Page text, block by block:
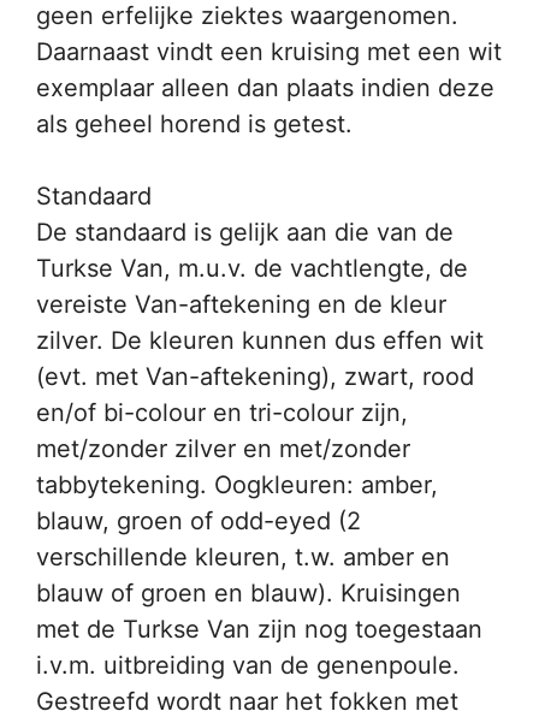
geen erfelijke ziektes waargenomen.
Daarnaast vindt een kruising met een wit
exemplaar alleen dan plaats indien deze
als geheel horend is getest.
Standaard
De standaard is gelijk aan die van de
Turkse Van, m.u.v. de vachtlengte, de
vereiste Van-aftekening en de kleur
zilver. De kleuren kunnen dus effen wit
(evt. met Van-aftekening), zwart, rood
en/of bi-colour en tri-colour zijn,
met/zonder zilver en met/zonder
tabbytekening. Oogkleuren: amber,
blauw, groen of odd-eyed (2
verschillende kleuren, t.w. amber en
blauw of groen en blauw). Kruisingen
met de Turkse Van zijn nog toegestaan
i.v.m. uitbreiding van de genenpoule.
Gestreefd wordt naar het fokken met